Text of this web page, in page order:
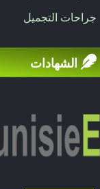
جراحات التجميل
الشهادات